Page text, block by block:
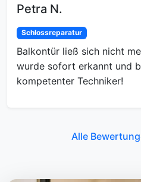
Petra N.
Schlossreparatur
Balkontür ließ sich nicht
wurde sofort erkannt und
kompetenter Techniker!
Alle